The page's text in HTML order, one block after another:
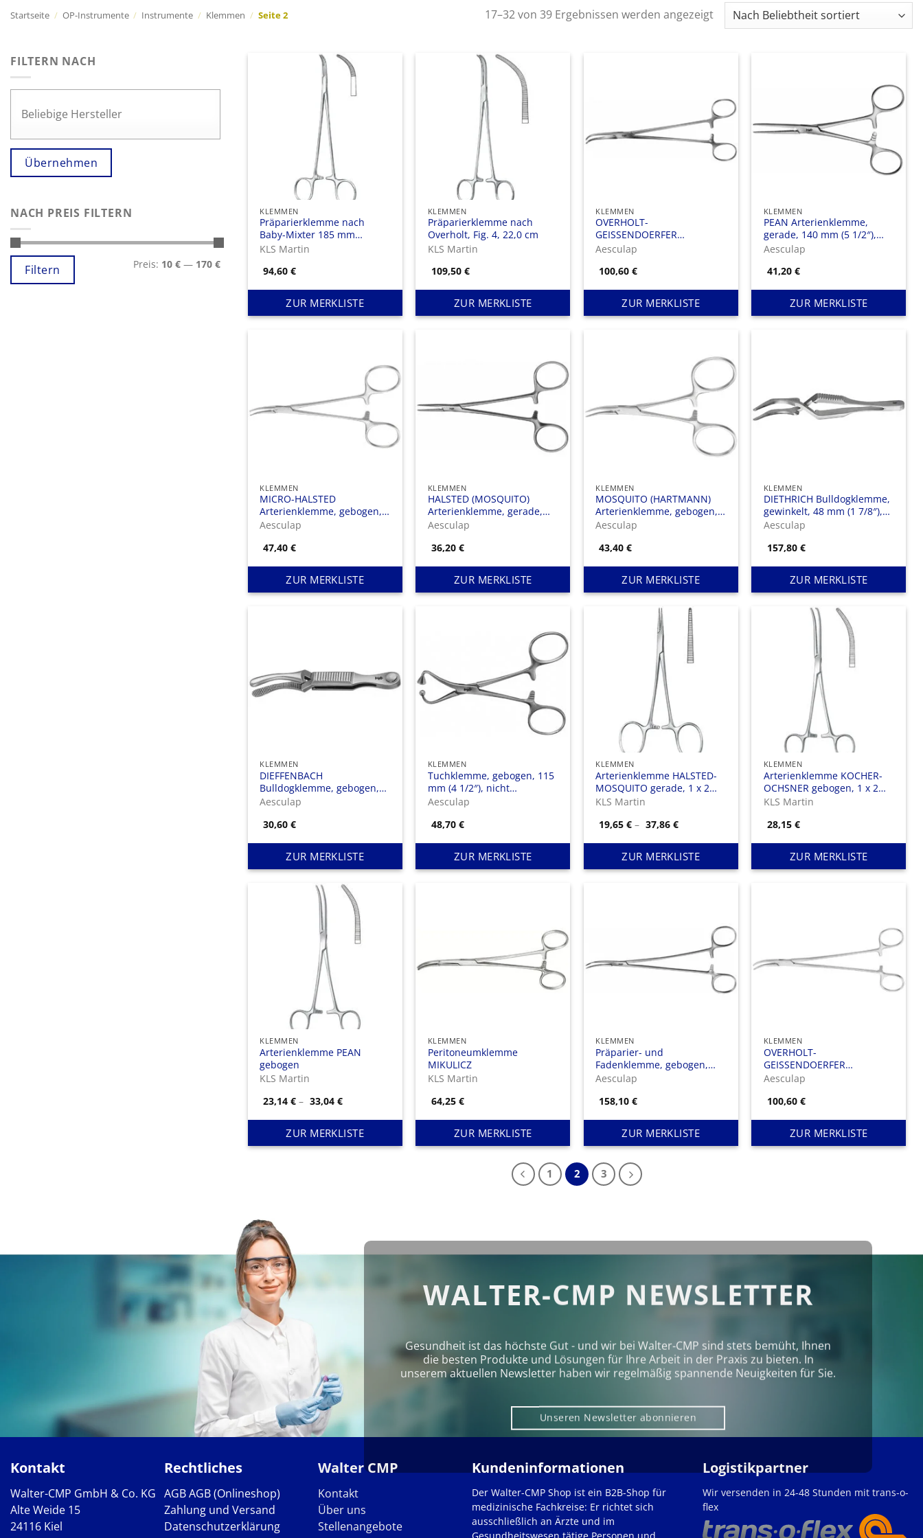
Startseite / OP-Instrumente / Instrumente / Klemmen / Seite 2 17–32 von 39 Ergebnissen werden angezeigtNach
Beliebtheit
FILTERN NACH
Übernehmen
NACH PREIS FILTERN
Min.
Preis
Max.
PreisFiltern Preis: 10 € — 170 €
KLEMMEN
Präparierklemme nach
Baby-Mixter 185 mm
gebogen
KLS Martin
94,60€
ZUR MERKLISTE
KLEMMEN
Präparierklemme nach
Overholt, Fig. 4, 22,0 cm
KLS Martin
109,50 €
ZUR MERKLISTE
KLEMMEN
OVERHOLT-
GEISSENDOERFER
Präparier- und
195 mm, Fig. 0
Aesculap
100,60€
ZUR MERKLISTE
KLEMMEN
PEAN Arterienklemme,
gerade, 140 mm (5 1/2″),
stumpf
Aesculap
41,20 €
ZUR MERKLISTE
KLEMMEN
MICRO-HALSTED
Arterienklemme, gebogen,
125 mm (5″), feingliedrig, 1
Aesculap
47,40€
ZUR MERKLISTE
KLEMMEN
HALSTED (MOSQUITO)
Arterienklemme, gerade,
125 mm (5″), feingliedrig
Aesculap
36,20 €
ZUR MERKLISTE
KLEMMEN
MOSQUITO (HARTMANN)
Arterienklemme, gebogen,
100 mm (4″), feingliedrig
Aesculap
43,40€
ZUR MERKLISTE
KLEMMEN
DIETHRICH Bulldogklemme,
gewinkelt, 48 mm (1 7/8″),
Maullänge: 10 mm (3/8″”),
Aesculap
157,80 €
ZUR MERKLISTE
KLEMMEN
DIEFFENBACH
Bulldogklemme, gebogen,
50 mm (2″), Maullänge: 16
Aesculap
30,60€
ZUR MERKLISTE
KLEMMEN
Tuchklemme, gebogen, 115
mm (4 1/2″), nicht
perforierend, stumpf,
Aesculap
48,70 €
ZUR MERKLISTE
KLEMMEN
Arterienklemme HALSTED-
MOSQUITO gerade, 1 x 2
Zähne
KLS Martin
19,65€ – 37,86€Preisspanne:
bis
37,86 €
ZUR MERKLISTE
KLEMMEN
Arterienklemme KOCHER-
OCHSNER gebogen, 1 x 2
Zähne
KLS Martin
28,15 €
ZUR MERKLISTE
KLEMMEN
Arterienklemme PEAN
gebogen
KLS Martin
23,14€ – 33,04€Preisspanne:
bis
33,04 €
ZUR MERKLISTE
KLEMMEN
Peritoneumklemme
MIKULICZ
KLS Martin
64,25 €
ZUR MERKLISTE
KLEMMEN
Präparier- und
Fadenklemme, gebogen,
185 mm, S-förmig gebogen,
Aesculap
158,10€
ZUR MERKLISTE
KLEMMEN
OVERHOLT-
GEISSENDOERFER
Präparier- u. Fadenklemme,
Aesculap
100,60 €
ZUR MERKLISTE
1 2 3
WALTER-CMP NEWSLETTER
Gesundheit ist das höchste Gut - und wir bei Walter‑CMP sind stets bemüht, Ihnen
die besten Produkte und Lösungen für Ihre Arbeit in der Praxis zu bieten. In
unserem aktuellen Newsletter haben wir regelmäßig spannende Neuigkeiten für Sie.
Unseren Newsletter abonnieren
Kontakt
Walter-CMP GmbH & Co. KG
Alte Weide 15
24116 Kiel
Rechtliches
AGBAGB (Onlineshop)
Zahlung und Versand
Datenschutzerklärung
Walter CMP
Kontakt
Über uns
Stellenangebote
Kundeninformationen
Der Walter-CMP Shop ist ein B2B-Shop für
medizinische Fachkreise: Er richtet sich
ausschließlich an Ärzte und im
Logistikpartner
Wir versenden in 24-48 Stunden mit trans-o-
flex